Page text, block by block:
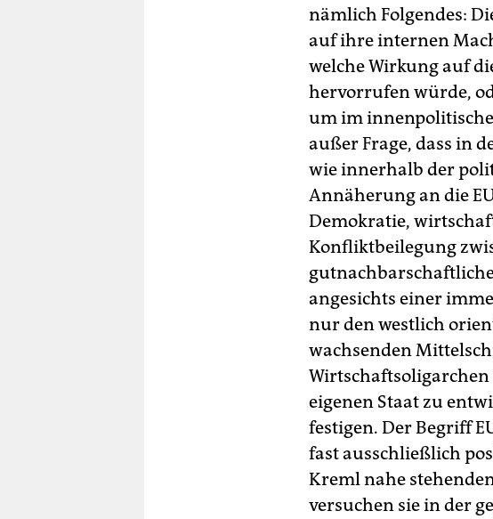
nämlich Folgendes:
auf ihre internen
welche Wirkung auf
hervorrufen würde,
um im
außer Frage, dass in
wie innerhalb der
Annäherung an die
Demokratie,
Konfliktbeilegung
angesichts einer
nur den westlich
wachsenden
Wirtschaftsoligarchen
eigenen Staat zu
festigen. Der Begriff
fast ausschließlich
Kreml nahe
versuchen sie in der